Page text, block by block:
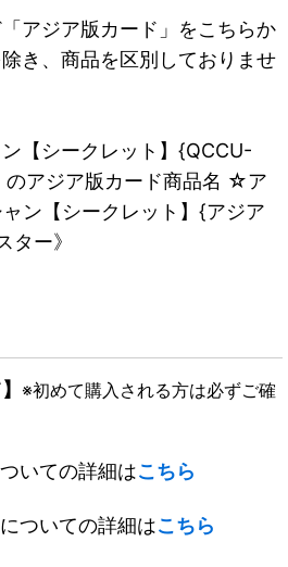
アジア版カード」をこちらか
き、商品を区別しておりませ
【シークレット】{QCCU-
のアジア版カード商品名 ☆ア
ン【シークレット】{アジア
ター》
※初めて購入される方は必ずご確
いての詳細はこちら
ついての詳細はこちら